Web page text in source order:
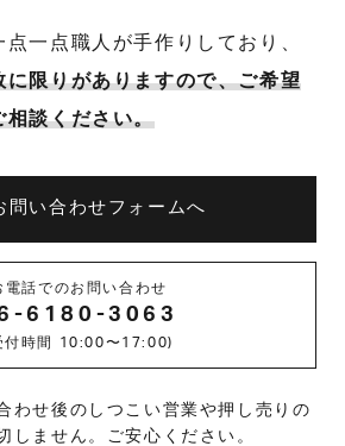
一点職人が手作りしており、
に限りがありますので、ご希望
相談ください。
問い合わせフォームへ
電話でのお問い合わせ
6180-3063
付時間 10:00〜17:00)
わせ後のしつこい営業や押し売りの
しません。ご安心ください。